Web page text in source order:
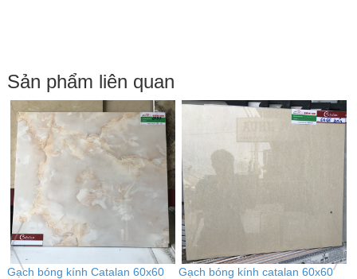
Sản phẩm liên quan
Gạch bóng kính catalan 60x60 Gạch bóng kính Catalan 60x60